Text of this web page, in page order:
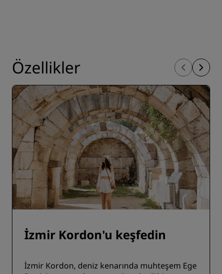
Özellikler
İzmir Kordon'u keşfedin
İzmir Kordon, deniz kenarında muhteşem Ege